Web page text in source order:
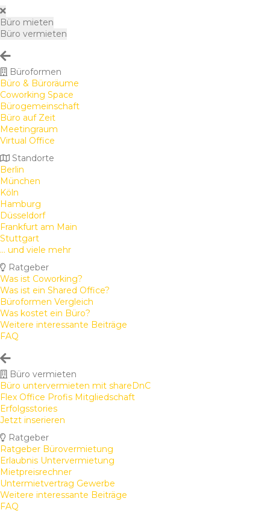
Büro mieten
Büro vermieten
Büroformen
Büro & Büroräume
Coworking Space
Bürogemeinschaft
Büro auf Zeit
Meetingraum
Virtual Office
Standorte
Berlin
München
Köln
Hamburg
Düsseldorf
Frankfurt am Main
Stuttgart
... und viele mehr
Ratgeber
Was ist Coworking?
Was ist ein Shared Office?
Büroformen Vergleich
Was kostet ein Büro?
Weitere interessante Beiträge
FAQ
Büro vermieten
Büro untervermieten mit shareDnC
Flex Office Profis Mitgliedschaft
Erfolgsstories
Jetzt inserieren
Ratgeber
Ratgeber Bürovermietung
Erlaubnis Untervermietung
Mietpreisrechner
Untermietvertrag Gewerbe
Weitere interessante Beiträge
FAQ